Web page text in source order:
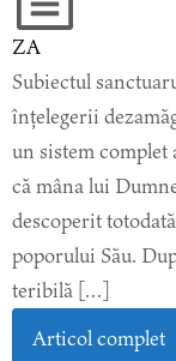
ZA
Subiectul
înțelegerii
un sistem complet
că mâna lui
descoperit
poporului Său.
teribilă […]
Articol complet